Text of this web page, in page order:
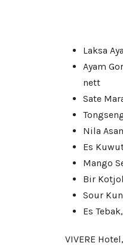
Laksa
Ayam
nett
Sate
Nila
Es
Mango
Bir
Sour
Es
VIVERE